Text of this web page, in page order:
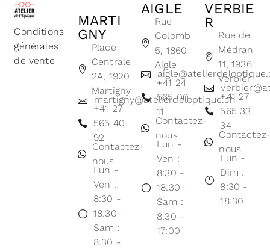
Conditions
générales
de vente
MARTI
GNY
Place
Centrale
2A, 1920
Martigny
martigny@atelierdeloptique.ch
+41 27
565 40
92
Contactez-
nous
Lun -
Ven :
8:30 -
18:30 |
Sam :
8:30 -
AIGLE
Rue
Colomb
5, 1860
Aigle
+41 24
565 00
11
Contactez-
nous
Lun -
Ven :
8:30 -
18:30 |
Sam :
8:30 -
17:00
VERBIE
R
Rue de
Médran
11, 1936
Verbier
+41 27
565 33
34
Contactez-
nous
Lun -
Dim :
8:30 -
18:30